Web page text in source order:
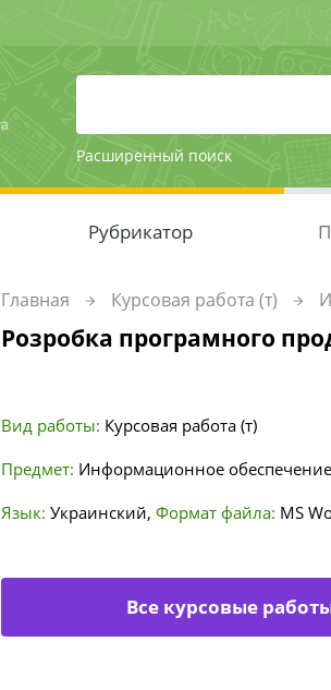
Расширенный поиск
Рубрикатор
Главная Курсовая работа (т)
Розробка програмного
Вид работы: Курсовая работа (т)
Предмет: Информационное
Язык: Украинский, Формат файла: MS
Все курсовые